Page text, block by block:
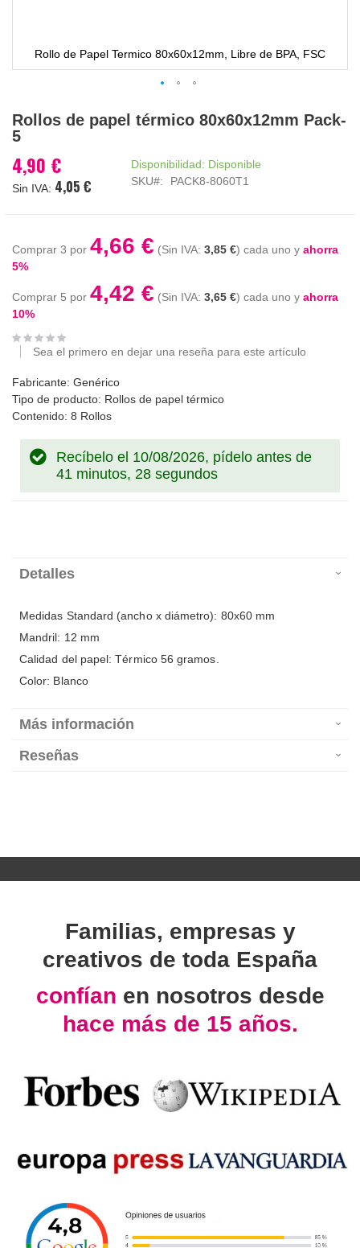
Rollo de Papel Termico 80x60x12mm, Libre de BPA, FSC
al
comienzo
la
galería
Rollos de papel térmico 80x60x12mm Pack-
5
4,90 €
4,05 €
Disponibilidad: Disponible
SKU
PACK8-8060T1
Comprar 3 por 4,66 € 3,85 € cada uno y ahorra
5%
Comprar 5 por 4,42 € 3,65 € cada uno y ahorra
10%
Sea el primero en dejar una reseña para este artículo
Fabricante: Genérico
Tipo de producto: Rollos de papel térmico
Contenido: 8 Rollos
Recíbelo el 10/08/2026, pídelo antes de
41 minutos, 28 segundos
Detalles
Medidas Standard (ancho x diámetro): 80x60 mm
Mandril: 12 mm
Calidad del papel: Térmico 56 gramos.
Color: Blanco
Más información
Reseñas
Familias, empresas y
creativos de toda España
confían en nosotros desde
hace más de 15 años.